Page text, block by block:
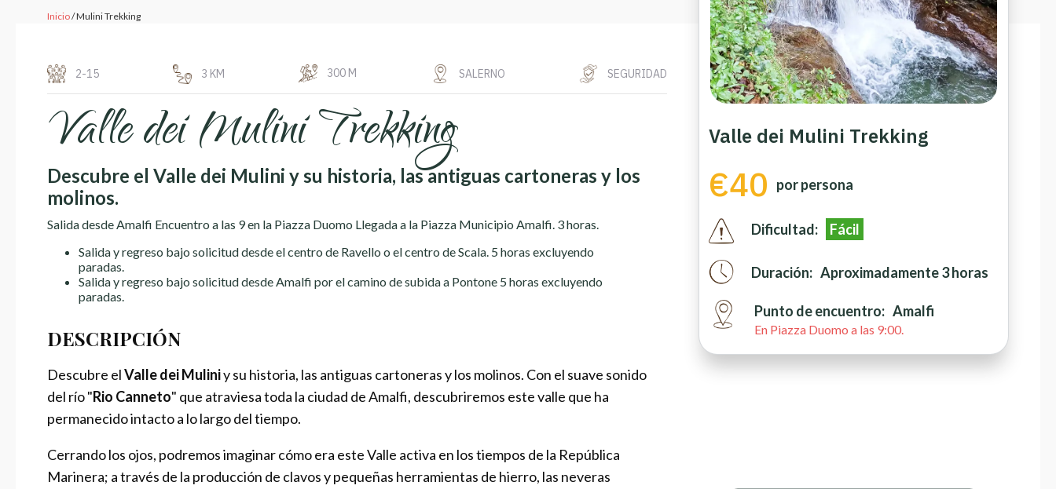
Inicio/ Mulini Trekking
2-15 3 KM 300 M SALERNO SEGURIDAD
Valle dei Mulini Trekking
Descubre el Valle dei Mulini y su historia, las antiguas cartoneras y los
molinos.
Salida desde Amalfi Encuentro a las 9 en la Piazza Duomo Llegada a la Piazza Municipio Amalfi. 3 horas.
Salida y regreso bajo solicitud desde el centro de Ravello o el centro de Scala. 5 horas excluyendo
paradas.
Salida y regreso bajo solicitud desde Amalfi por el camino de subida a Pontone 5 horas excluyendo
paradas.
DESCRIPCIÓN
Descubre elValle dei Muliniy su historia, las antiguas cartoneras y los molinos. Con el suave sonido
del río "Rio Canneto" que atraviesa toda la ciudad de Amalfi, descubriremos este valle que ha
permanecido intacto a lo largo del tiempo.
Cerrando los ojos, podremos imaginar cómo era este Valle activa en los tiempos de la República
Marinera; a través de la producción de clavos y pequeñas herramientas de hierro, las neveras
Valle dei Mulini Trekking
€40 por persona
Dificultad: Fácil
Duración: Aproximadamente 3 horas
Punto de encuentro: Amalfi
En Piazza Duomo a las 9:00.